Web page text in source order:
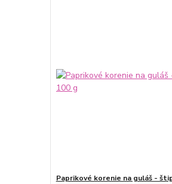
Paprikové korenie na guláš -